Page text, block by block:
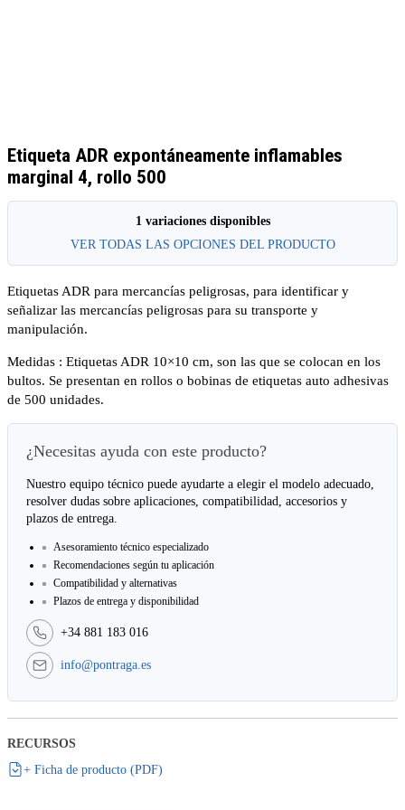
Etiqueta ADR expontáneamente inflamables
marginal 4, rollo 500
1 variaciones disponibles
VER TODAS LAS OPCIONES DEL PRODUCTO
Etiquetas ADR para mercancías peligrosas, para identificar y
señalizar las mercancías peligrosas para su transporte y
manipulación.
Medidas : Etiquetas ADR 10×10 cm, son las que se colocan en los
bultos. Se presentan en rollos o bobinas de etiquetas auto adhesivas
de 500 unidades.
¿Necesitas ayuda con este producto?
Nuestro equipo técnico puede ayudarte a elegir el modelo adecuado,
resolver dudas sobre aplicaciones, compatibilidad, accesorios y
plazos de entrega.
Asesoramiento técnico especializado
Recomendaciones según tu aplicación
Compatibilidad y alternativas
Plazos de entrega y disponibilidad
+34 881 183 016
info@pontraga.es
RECURSOS
+ Ficha de producto (PDF)